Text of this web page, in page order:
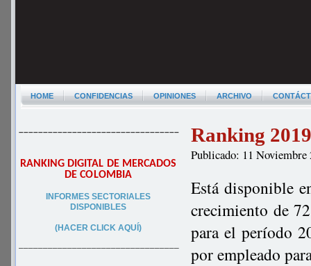
HOME CONFIDENCIAS OPINIONES ARCHIVO
–––––––––––––––––––––––––––––––––
RANKING DIGITAL DE MERCADOS
DE COLOMBIA
INFORMES SECTORIALES
DISPONIBLES
(HACER CLICK AQUÍ)
–––––––––––––––––––––––––––––––––
Ranking
Publicado: 11 Noviembre
Está disponible
crecimiento de
para el período
por empleado